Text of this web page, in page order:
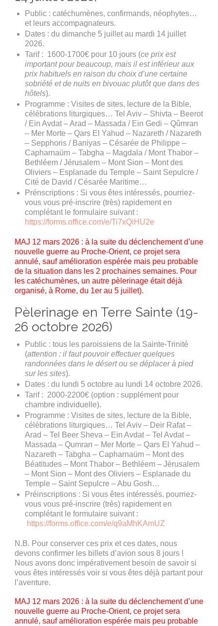
Public : catéchumènes, confirmands, néophytes…
et leurs accompagnateurs.
Dates : du dimanche 5 juillet au mardi 14 juillet
2026.
Tarif : 1600-1700€ pour 10 jours (ce prix est
important pour beaucoup, mais il est inférieur aux
prix habituels en raison du choix d’une certaine
sobriété et de nuits en bivouac plutôt que dans des
hôtels).
Programme : Visites de sites, lecture de la Bible,
célébrations liturgiques… Tel Aviv – Shivta – Beerot
/ Ein Avdat – Arad – Massada / Ein Gedi – Qûmran
– Mer Morte – Qars El Yahud – Nazareth / Nazareth
– Sepphoris / Baniyas – Césarée de Philippe –
Capharnaüm – Tabgha – Magdala / Mont Thabor –
Bethléem / Jérusalem – Mont Sion – Mont des
Oliviers – Esplanade du Temple – Saint Sepulcre /
Cité de David / Césarée Maritime…
Prénscriptions : Si vous êtes intéressés, pourriez-
vous vous pré-inscrire (très) rapidement en
complétant le formulaire suivant :
https://forms.office.com/e/Ti7xQiHU2e
MAJ 12 mars 2026 : à la suite du déclenchement d’une
nouvelle guerre au Proche-Orient, ce projet sera
annulé, sauf amélioration espérée mais peu probable
de la situation dans les 2 prochaines semaines. Pour
les catéchumènes, un autre pèlerinage était déjà
organisé, à Rome, du 1er au 5 juillet).
Pèlerinage en Terre Sainte (19-
26 octobre 2026)
Public : tous les paroissiens de la Sainte-Trinité
(attention : il faut pouvoir effectuer quelques
randonnées dans le désert ou se déplacer à pied
sur les sites).
Dates : du lundi 5 octobre au lundi 14 octobre 2026.
Tarif : 2000-2200€ (option : supplément pour
chambre individuelle).
Programme : Visites de sites, lecture de la Bible,
célébrations liturgiques… Tel Aviv – Deir Rafat –
Arad – Tel Beer Sheva – Ein Avdat – Tel Avdat –
Massada – Qumran – Mer Morte – Qars El Yahud –
Nazareth – Tabgha – Capharnaüm – Mont des
Béatitudes – Mont Thabor – Bethléem – Jérusalem
– Mont Sion – Mont des Oliviers – Esplanade du
Temple – Saint Sepulcre – Abu Gosh…
Préinscriptions : Si vous êtes intéressés, pourriez-
vous vous pré-inscrire (très) rapidement en
complétant le formulaire suivant :
https://forms.office.com/e/q9aMhKAmUZ
N.B. Pour conserver ces prix et ces dates, nous
devons confirmer les billets d’avion sous 8 jours !
Nous avons donc impérativement besoin de savoir si
vous êtes intéressés voir si vous êtes déjà partant pour
l’aventure.
MAJ 12 mars 2026 : à la suite du déclenchement d’une
nouvelle guerre au Proche-Orient, ce projet sera
annulé, sauf amélioration espérée mais peu probable